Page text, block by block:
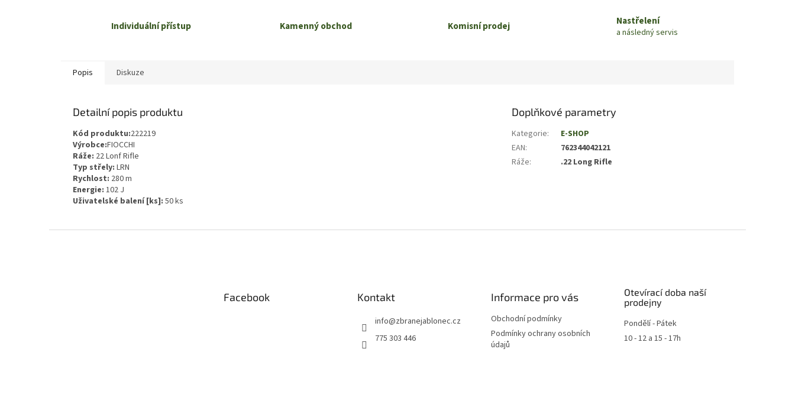
Individuální přístup Kamenný obchod Komisní prodej Nastřelení
a následný servis
Popis Diskuze
Detailní popis produktu
Kód produktu:222219
Výrobce:FIOCCHI
Ráže: 22 Lonf Rifle
Typ střely: LRN
Rychlost: 280 m
Energie: 102 J
Uživatelské balení [ks]: 50 ks
Doplňkové parametry
Kategorie:
E-SHOP
EAN:
762344042121
Ráže: .22 Long Rifle
Facebook Kontakt
info@zbranejablonec.cz
775 303 446
Informace pro vás
Obchodní podmínky
Podmínky ochrany osobních
údajů
Otevírací doba naší
prodejny
Pondělí - Pátek
10 - 12 a 15 - 17h